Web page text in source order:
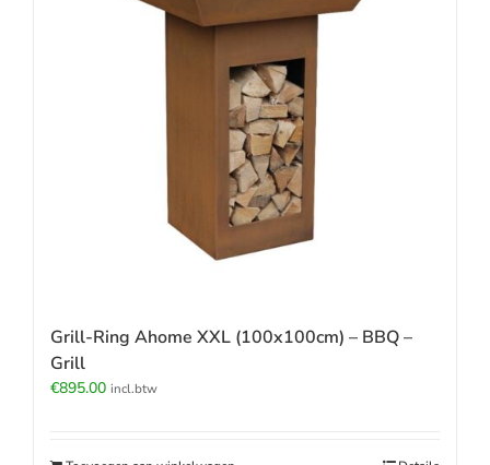
Grill-Ring Ahome XXL (100x100cm) – BBQ –
Grill
€895.00 incl.btw